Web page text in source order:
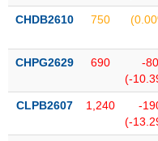
CHDB2610 750
CHPG2629 690
-80
(-
CLPB2607 1,240
-
(-
TIN